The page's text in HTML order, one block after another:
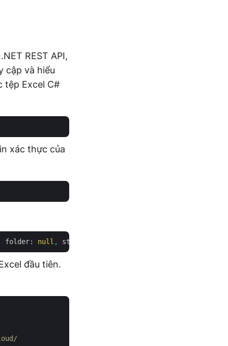
REST API,
cập và hiểu
tệp Excel C#
xác thực của
folder: null , storageName:
đầu tiên.